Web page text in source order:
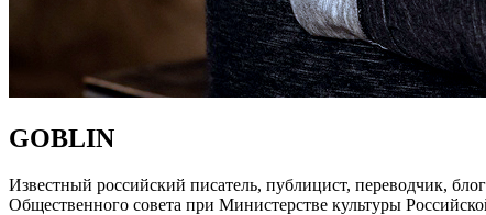
GOBLIN
Известный российский писатель, публицист, переводчик,
Общественного совета при Министерстве культуры